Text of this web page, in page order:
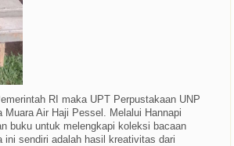
RI maka UPT Perpustakaan UNP
Air Haji Pessel. Melalui Hannapi
buku untuk melengkapi koleksi bacaan
ini sendiri adalah hasil kreativitas dari